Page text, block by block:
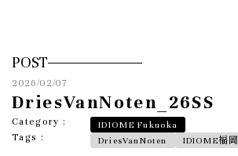
POST
2026/02/07
DriesVanNoten_26SS
Category :
IDIOME Fukuoka
Tags :
DriesVanNoten IDIOME福岡